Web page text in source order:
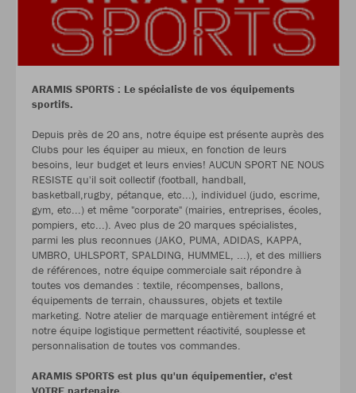
ARAMIS SPORTS : Le spécialiste de vos équipements
sportifs.
Depuis près de 20 ans, notre équipe est présente auprès des
Clubs pour les équiper au mieux, en fonction de leurs
besoins, leur budget et leurs envies! AUCUN SPORT NE NOUS
RESISTE qu'il soit collectif (football, handball,
basketball,rugby, pétanque, etc...), individuel (judo, escrime,
gym, etc...) et même "corporate" (mairies, entreprises, écoles,
pompiers, etc...). Avec plus de 20 marques spécialistes,
parmi les plus reconnues (JAKO, PUMA, ADIDAS, KAPPA,
UMBRO, UHLSPORT, SPALDING, HUMMEL, ...), et des milliers
de références, notre équipe commerciale sait répondre à
toutes vos demandes : textile, récompenses, ballons,
équipements de terrain, chaussures, objets et textile
marketing. Notre atelier de marquage entièrement intégré et
notre équipe logistique permettent réactivité, souplesse et
personnalisation de toutes vos commandes.
ARAMIS SPORTS est plus qu'un équipementier, c'est